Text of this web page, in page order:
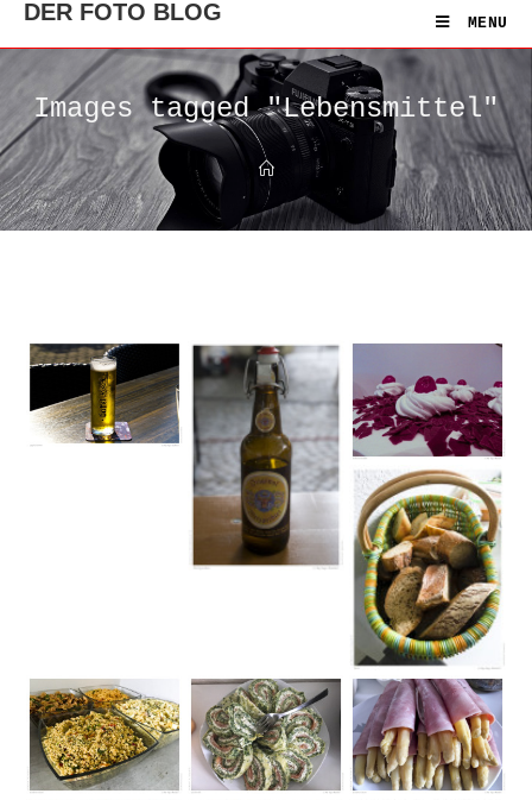
DER FOTO BLOG MENU
Images tagged "Lebensmittel"